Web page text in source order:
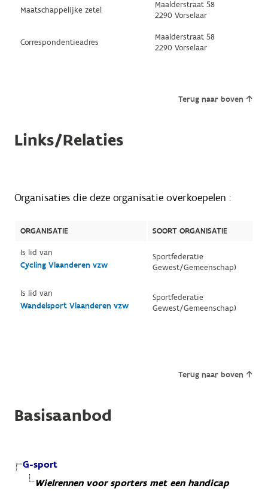
Maatschappelijke zetel
Maalderstraat 58
2290 Vorselaar
Correspondentieadres
Maalderstraat 58
2290 Vorselaar
Terug naar boven
Links/Relaties
Organisaties die deze organisatie overkoepelen :
ORGANISATIE
SOORT ORGANISATIE
Is lid van
Cycling Vlaanderen vzw
Sportfederatie
Gewest/Gemeenschap)
Is lid van
Wandelsport Vlaanderen vzw
Sportfederatie
Gewest/Gemeenschap)
Terug naar boven
Basisaanbod
G-sport
Wielrennen voor sporters met een handicap